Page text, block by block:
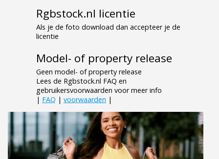
Rgbstock.nl licentie
Als je de foto download dan accepteer je de
licentie
Model- of property release
Geen model- of property release
Lees de Rgbstock.nl FAQ en
gebruikersvoorwaarden voor meer info
| FAQ | voorwaarden |